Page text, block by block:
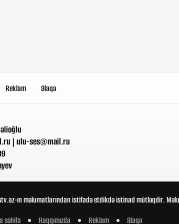
Reklam Əlaqə
| ulu-ses@mail.ru
ın məlumatlarından istifadə etdikdə istinad mütləqdir.
səhifə
Haqqımızda Reklam Əlaqə